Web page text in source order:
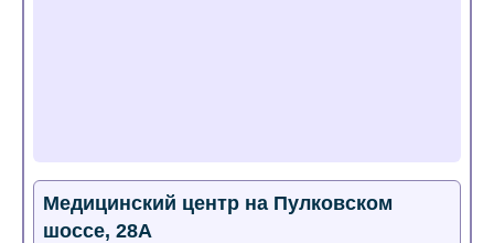
Медицинский центр на Пулковском
шоссе, 28А